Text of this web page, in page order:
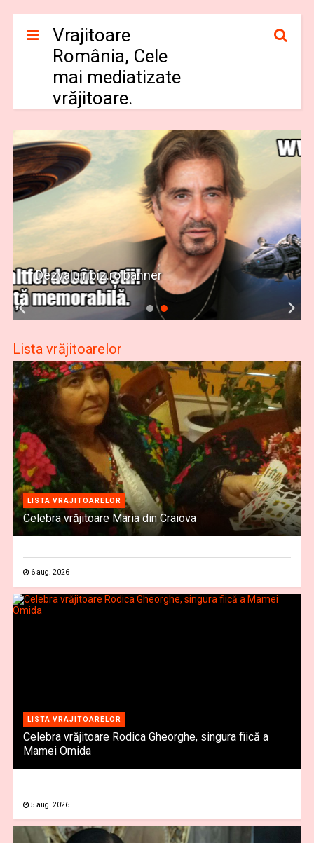
Vrajitoare
România, Cele
mai mediatizate
vrăjitoare.
Dezvaluiribiz.ro banner
Lista vrăjitoarelor
LISTA VRAJITOARELOR
Celebra vrăjitoare Maria din Craiova
6 aug. 2026
LISTA VRAJITOARELOR
Celebra vrăjitoare Rodica Gheorghe, singura fiică a
Mamei Omida
5 aug. 2026